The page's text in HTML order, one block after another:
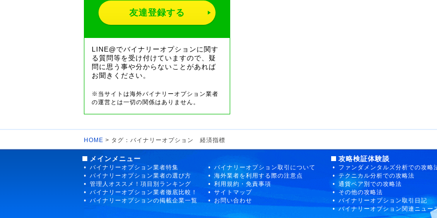
友達登録する
LINE@でバイナリーオプションに関す
る質問等を受け付けていますので、疑
問に思う事や分からないことがあれば
お聞きください。
※当サイトは海外バイナリーオプション業者
の運営とは一切の関係はありません。
HOME > タグ：バイナリーオプション 経済指標
メインメニュー
バイナリーオプション業者特集
バイナリーオプション取引について
バイナリーオプション業者の選び方
海外業者を利用する際の注意点
管理人オススメ！項目別ランキング
利用規約・免責事項
バイナリーオプション業者徹底比較！
サイトマップ
バイナリーオプションの掲載企業一覧
お問い合わせ
攻略検証体験談
ファンダメンタルズ分析での攻略
テクニカル分析での攻略法
通貨ペア別での攻略法
その他の攻略法
バイナリーオプション取引日記
バイナリーオプション関連ニュー